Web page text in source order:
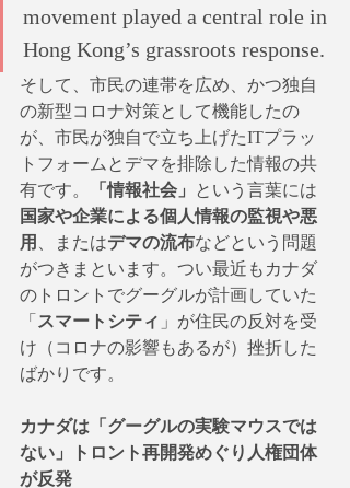
movement played a central role in
Hong Kong’s grassroots response.
そして、市民の連帯を広め、かつ独自
の新型コロナ対策として機能したの
が、市民が独自で立ち上げたITプラッ
トフォームとデマを排除した情報の共
有です。
「情報社会」
という言葉には
国家や企業による個人情報の監視や悪
用
、またはデマの流布などという問題
がつきまといます。つい最近もカナダ
のトロントでグーグルが計画していた
「 スマートシティ 」が住民の反対を受
け（コロナの影響もあるが）挫折した
ばかりです。
カナダは「グーグルの実験マウスでは
ない」トロント再開発めぐり人権団体
が反発